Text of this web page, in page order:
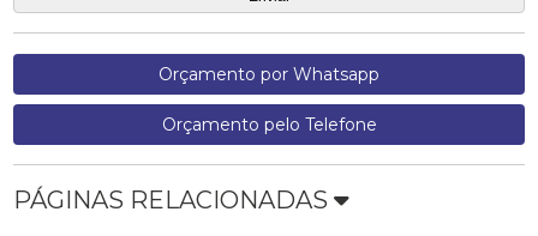
Orçamento por Whatsapp
Orçamento pelo Telefone
PÁGINAS RELACIONADAS